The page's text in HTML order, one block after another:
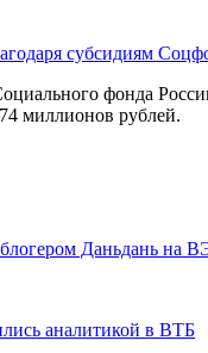
субсидиям
фонда
миллионов рублей.
Даньдань на
аналитикой в ВТБ